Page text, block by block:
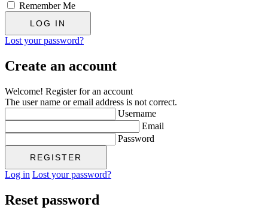
Remember Me
Lost your password?
Create an account
Welcome! Register for an account
The user name or email address is not correct.
Username
Email
Password
Log in Lost your password?
Reset password